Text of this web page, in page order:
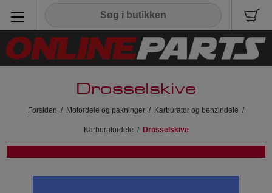
Drosselskive
Forsiden / Motordele og pakninger / Karburator og benzindele /
Karburatordele / Drosselskive